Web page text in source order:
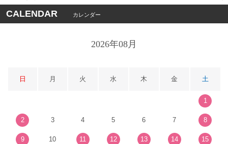
CALENDAR カレンダー
2026年08月
日 月 火 水 木 金 土
1
2 3 4 5 6 7 8
9 10 11 12 13 14 15